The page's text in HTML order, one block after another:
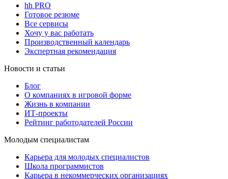
hh PRO
Готовое резюме
Все сервисы
Хочу у вас работать
Производственный календарь
Экспертная рекомендация
Новости и статьи
Блог
О компаниях в игровой форме
Жизнь в компании
ИТ-проекты
Рейтинг работодателей России
Молодым специалистам
Карьера для молодых специалистов
Школа программистов
Карьера в некоммерческих организациях